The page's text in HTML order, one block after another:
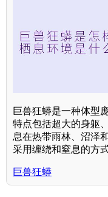
巨兽狂蟒是一种体型
特点包括超大的身躯
息在热带雨林、沼泽
采用缠绕和窒息的方
巨兽狂蟒